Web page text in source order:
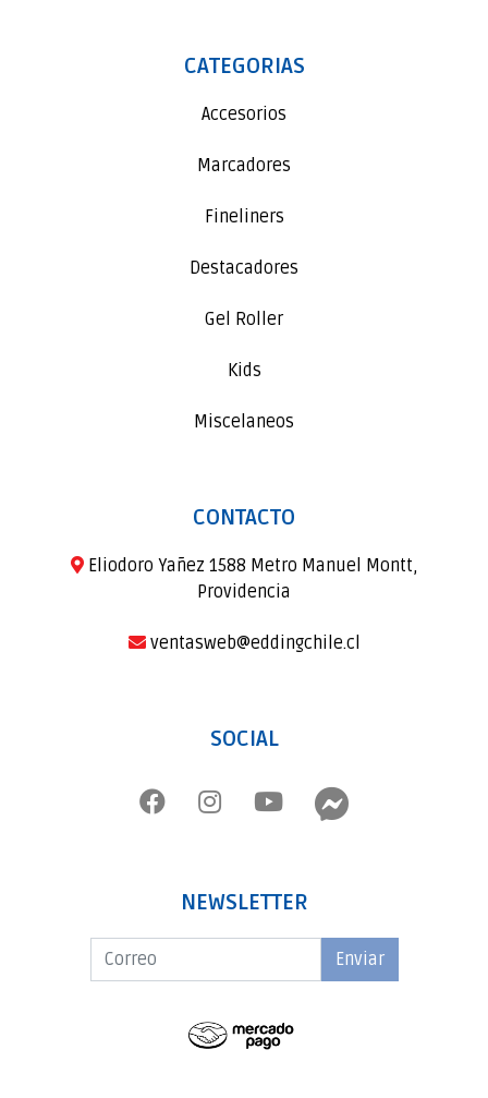
CATEGORIAS
Accesorios
Marcadores
Fineliners
Destacadores
Gel Roller
Kids
Miscelaneos
CONTACTO
Eliodoro Yañez 1588 Metro Manuel Montt,
Providencia
ventasweb@eddingchile.cl
SOCIAL
NEWSLETTER
Enviar